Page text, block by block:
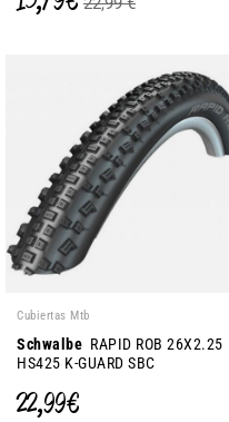
Cubiertas Mtb
Schwalbe RAPID ROB 26X2.25
HS425 K-GUARD SBC
22,99 €